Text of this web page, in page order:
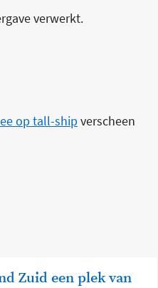
verwerkt.
op tall-shipverscheen
Zuid een plek van